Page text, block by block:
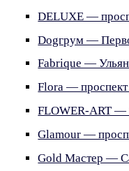
DELUXE —
Dogгрум —
Fabrique —
Flora —
FLOWER-ART
Glamour —
Gold Мастер —